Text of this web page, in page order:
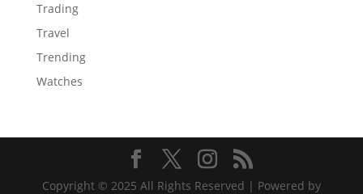
Trading
Travel
Trending
Watches
Copyright © 2025 All Rights Reserved | Powered by